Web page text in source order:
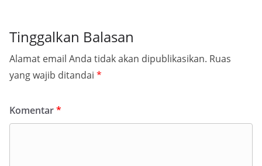
Tinggalkan Balasan
Alamat email Anda tidak akan dipublikasikan. Ruas
yang wajib ditandai *
Komentar*